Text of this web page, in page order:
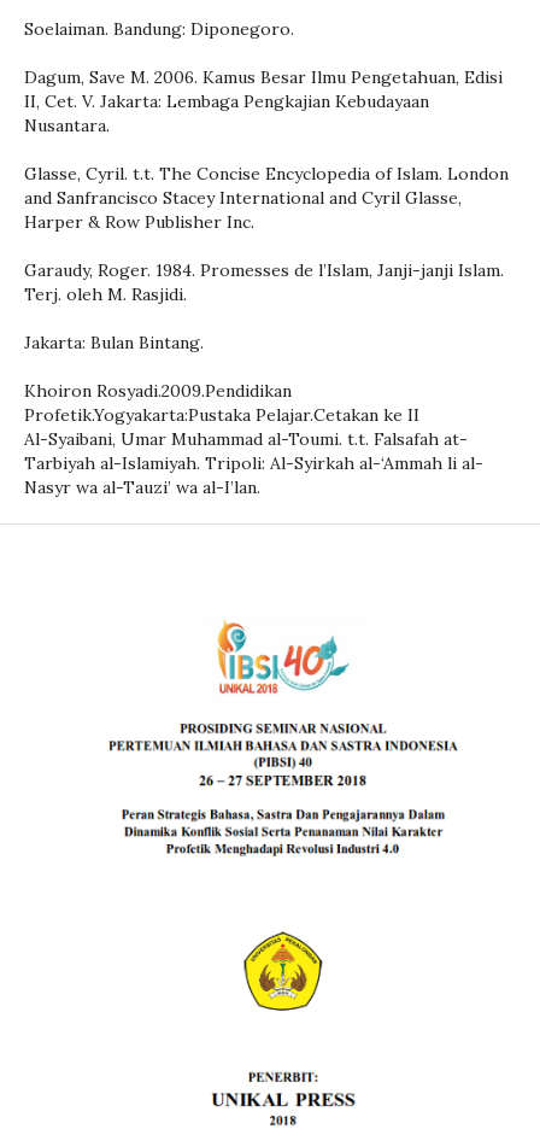
Soelaiman. Bandung: Diponegoro.
Dagum, Save M. 2006. Kamus Besar Ilmu Pengetahuan, Edisi
II, Cet. V. Jakarta: Lembaga Pengkajian Kebudayaan
Nusantara.
Glasse, Cyril. t.t. The Concise Encyclopedia of Islam. London
and Sanfrancisco Stacey International and Cyril Glasse,
Harper & Row Publisher Inc.
Garaudy, Roger. 1984. Promesses de l’Islam, Janji-janji Islam.
Terj. oleh M. Rasjidi.
Jakarta: Bulan Bintang.
Khoiron Rosyadi.2009.Pendidikan
Profetik.Yogyakarta:Pustaka Pelajar.Cetakan ke II
Al-Syaibani, Umar Muhammad al-Toumi. t.t. Falsafah at-
Tarbiyah al-Islamiyah. Tripoli: Al-Syirkah al-‘Ammah li al-
Nasyr wa al-Tauzi’ wa al-I’lan.